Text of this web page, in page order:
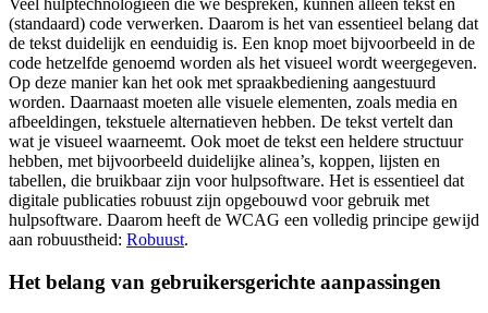
Veel hulptechnologieën die we bespreken, kunnen alleen tekst en
(standaard) code verwerken. Daarom is het van essentieel belang dat
de tekst duidelijk en eenduidig is. Een knop moet bijvoorbeeld in de
code hetzelfde genoemd worden als het visueel wordt weergegeven.
Op deze manier kan het ook met spraakbediening aangestuurd
worden. Daarnaast moeten alle visuele elementen, zoals media en
afbeeldingen, tekstuele alternatieven hebben. De tekst vertelt dan
wat je visueel waarneemt. Ook moet de tekst een heldere structuur
hebben, met bijvoorbeeld duidelijke alinea’s, koppen, lijsten en
tabellen, die bruikbaar zijn voor hulpsoftware. Het is essentieel dat
digitale publicaties robuust zijn opgebouwd voor gebruik met
hulpsoftware. Daarom heeft de WCAG een volledig principe gewijd
aan robuustheid: Robuust.
Het belang van gebruikersgerichte aanpassingen